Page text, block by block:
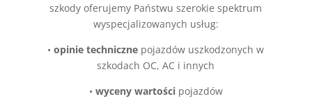
szkody oferujemy Państwu szerokie spektrum
wyspecjalizowanych usług:
•opinie techniczne pojazdów uszkodzonych w
szkodach OC, AC i innych
• wyceny wartościpojazdów